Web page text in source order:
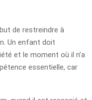
de restreindre à
Un enfant doit
et le moment où il n’a
essentielle, car